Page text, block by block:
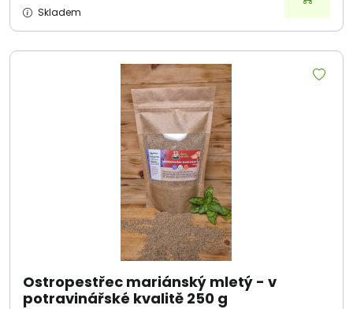
Skladem
Ostropestřec mariánský mletý - v
potravinářské kvalitě 250 g